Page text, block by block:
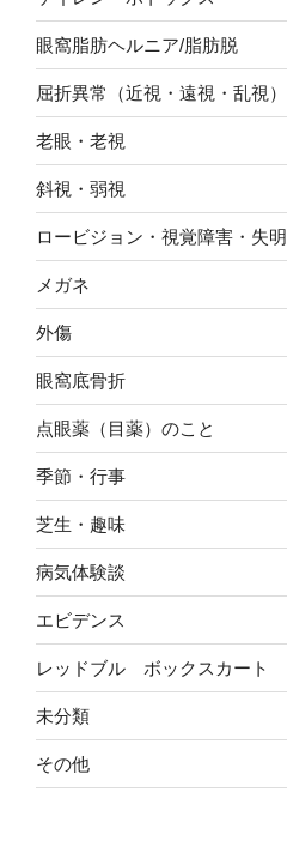
眼窩脂肪ヘルニア/脂肪脱
屈折異常（近視・遠視・乱視）
老眼・老視
斜視・弱視
ロービジョン・視覚障害・失明
メガネ
外傷
眼窩底骨折
点眼薬（目薬）のこと
季節・行事
芝生・趣味
病気体験談
エビデンス
レッドブル ボックスカート
未分類
その他